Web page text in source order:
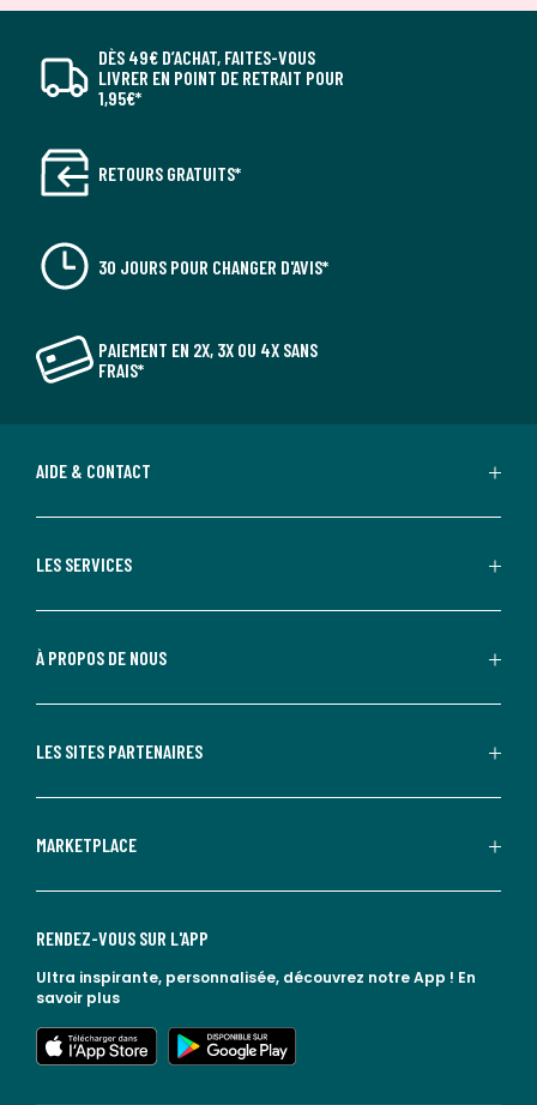
DÈS 49€ D’ACHAT, FAITES-VOUS
LIVRER EN POINT DE RETRAIT POUR
1,95€*
RETOURS GRATUITS*
30 JOURS POUR CHANGER D'AVIS*
PAIEMENT EN 2X, 3X OU 4X SANS
FRAIS*
AIDE & CONTACT
LES SERVICES
À PROPOS DE NOUS
LES SITES PARTENAIRES
MARKETPLACE
RENDEZ-VOUS SUR L'APP
Ultra inspirante, personnalisée, découvrez notre App ! En
savoir plus
lien vers l'app store
lien vers google play